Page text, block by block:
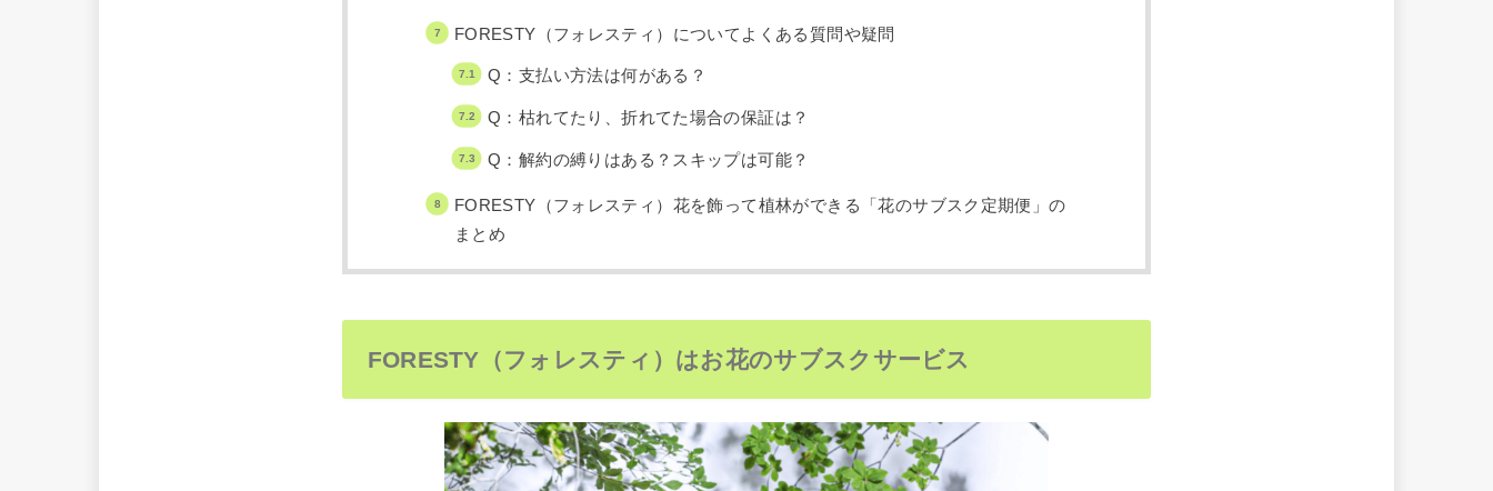
FORESTY（フォレスティ）についてよくある質問や疑問
Q：支払い方法は何がある？
Q：枯れてたり、折れてた場合の保証は？
Q：解約の縛りはある？スキップは可能？
FORESTY（フォレスティ）花を飾って植林ができる「花のサブスク定期便」の
まとめ
FORESTY（フォレスティ）はお花のサブスクサービス